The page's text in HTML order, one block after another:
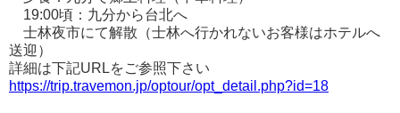
19:00頃：九分から台北へ
士林夜市にて解散（士林へ行かれないお客様はホテルへ
送迎）
詳細は下記URLをご参照下さい
https://trip.travemon.jp/optour/opt_detail.php?id=18